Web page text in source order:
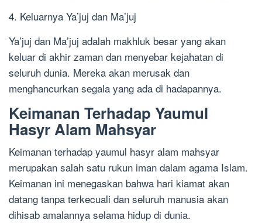
4. Keluarnya Ya’juj dan Ma’juj
Ya’juj dan Ma’juj adalah makhluk besar yang akan
keluar di akhir zaman dan menyebar kejahatan di
seluruh dunia. Mereka akan merusak dan
menghancurkan segala yang ada di hadapannya.
Keimanan Terhadap Yaumul
Hasyr Alam Mahsyar
Keimanan terhadap yaumul hasyr alam mahsyar
merupakan salah satu rukun iman dalam agama Islam.
Keimanan ini menegaskan bahwa hari kiamat akan
datang tanpa terkecuali dan seluruh manusia akan
dihisab amalannya selama hidup di dunia.